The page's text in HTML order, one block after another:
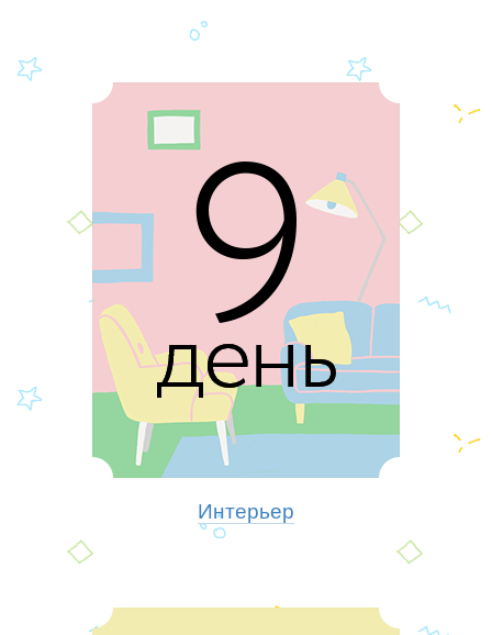
Интерьер